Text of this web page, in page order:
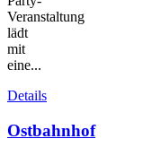
Veranstaltung
lädt
mit
eine...
Details
Ostbahnhof